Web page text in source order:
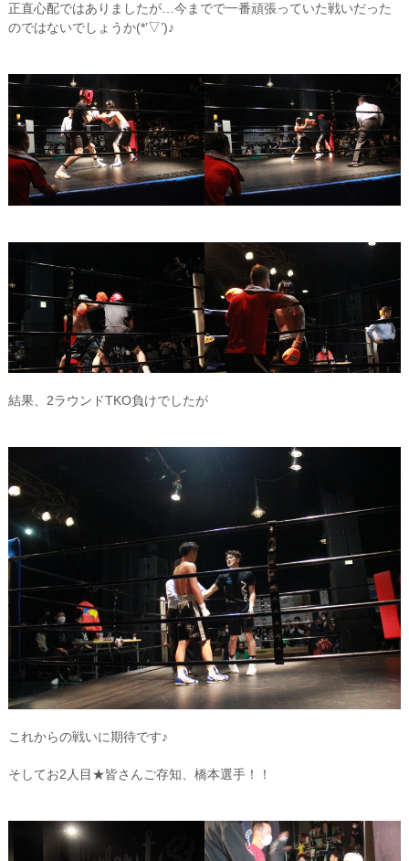
正直心配ではありましたが…今までで一番頑張っていた戦いだった
のではないでしょうか(*’▽’)♪
結果、2ラウンドTKO負けでしたが
これからの戦いに期待です♪
そしてお2人目★皆さんご存知、橋本選手！！